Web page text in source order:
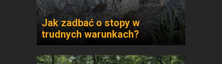
Jak zadbać o stopy w
trudnych warunkach?